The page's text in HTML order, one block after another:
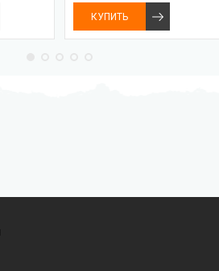
КУПИТЬ